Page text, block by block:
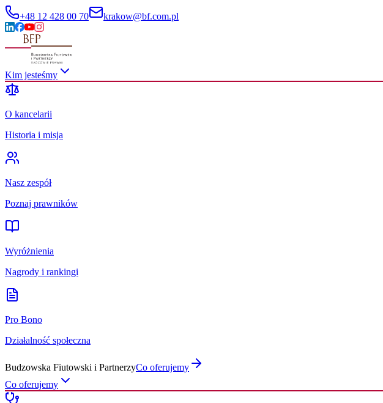
+48 12 428 00 70 krakow@bf.com.pl
Kim jesteśmy
O kancelarii
Historia i misja
Nasz zespół
Poznaj prawników
Wyróżnienia
Nagrody i rankingi
Pro Bono
Działalność społeczna
Budzowska Fiutowski i PartnerzyCo oferujemy
Co oferujemy